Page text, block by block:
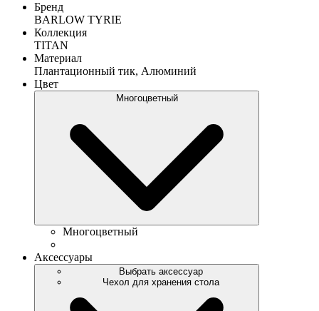
Бренд
BARLOW TYRIE
Коллекция
TITAN
Материал
Плантационный тик, Алюминий
Цвет
Многоцветный
Многоцветный
Аксессуары
Выбрать аксессуар
Чехол для хранения стола